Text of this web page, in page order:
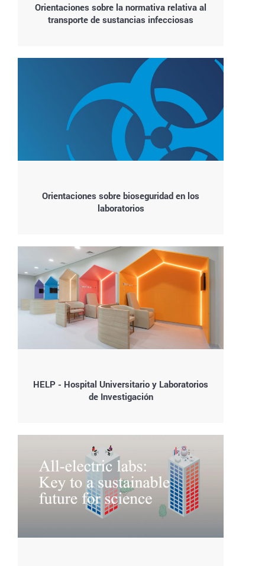
Orientaciones sobre la normativa relativa al
transporte de sustancias infecciosas
Orientaciones sobre bioseguridad en los
laboratorios
HELP - Hospital Universitario y Laboratorios
de Investigación